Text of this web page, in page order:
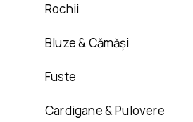
Rochii
Bluze & Cămăși
Fuste
Cardigane & Pulovere